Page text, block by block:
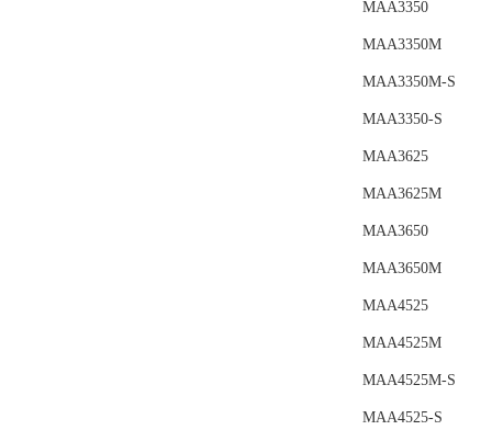
MAA3350
MAA3350M
MAA3350M-S
MAA3350-S
MAA3625
MAA3625M
MAA3650
MAA3650M
MAA4525
MAA4525M
MAA4525M-S
MAA4525-S